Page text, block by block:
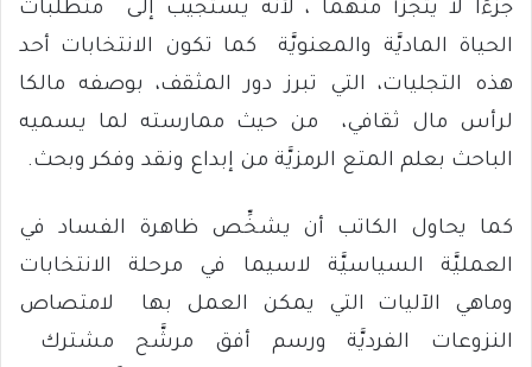
جزءًا لا يتجزّأ منهما ، لأنه يستجيب إلى متطلَّبات
الحياة الماديَّة والمعنويَّة كما تكون الانتخابات أحد
هذه التجليات، التي تبرز دور المثقف، بوصفه مالكا
لرأس مال ثقافي، من حيث ممارسته لما يسميه
الباحث بعلم المتع الرمزيَّة من إبداع ونقد وفكر وبحث.
كما يحاول الكاتب أن يشخِّص ظاهرة الفساد في
العمليَّة السياسيَّة لاسيما في مرحلة الانتخابات
وماهي الآليات التي يمكن العمل بها لامتصاص
النزوعات الفرديَّة ورسم أفق مرشَّح مشترك